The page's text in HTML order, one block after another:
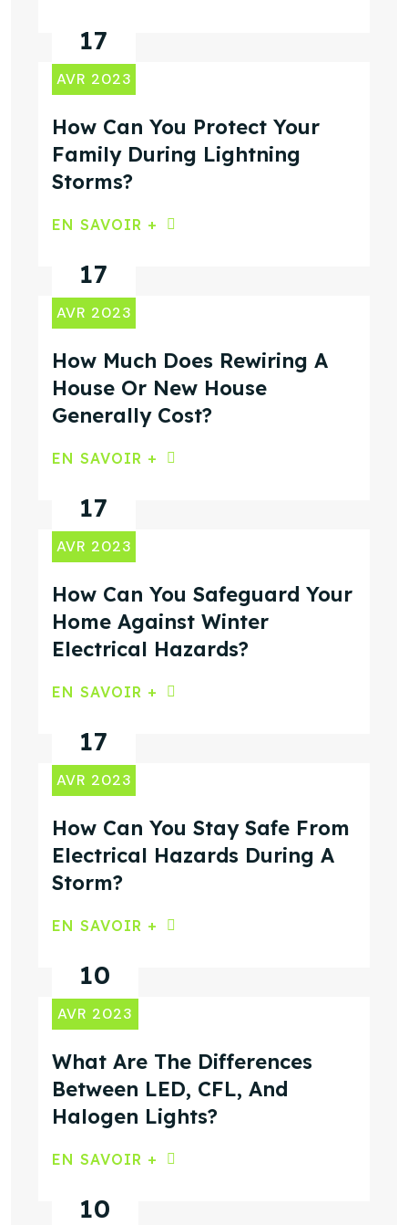
17
AVR 2023
How Can You Protect Your
Family During Lightning
Storms?
EN SAVOIR +
17
AVR 2023
How Much Does Rewiring A
House Or New House
Generally Cost?
EN SAVOIR +
17
AVR 2023
How Can You Safeguard Your
Home Against Winter
Electrical Hazards?
EN SAVOIR +
17
AVR 2023
How Can You Stay Safe From
Electrical Hazards During A
Storm?
EN SAVOIR +
10
AVR 2023
What Are The Differences
Between LED, CFL, And
Halogen Lights?
EN SAVOIR +
10